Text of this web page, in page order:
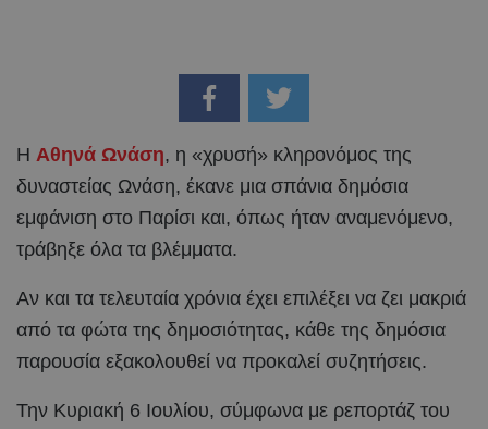
Η Αθηνά Ωνάση, η «χρυσή» κληρονόμος της
δυναστείας Ωνάση, έκανε μια σπάνια δημόσια
εμφάνιση στο Παρίσι και, όπως ήταν αναμενόμενο,
τράβηξε όλα τα βλέμματα.
Αν και τα τελευταία χρόνια έχει επιλέξει να ζει μακριά
από τα φώτα της δημοσιότητας, κάθε της δημόσια
παρουσία εξακολουθεί να προκαλεί συζητήσεις.
Την Κυριακή 6 Ιουλίου, σύμφωνα με ρεπορτάζ του